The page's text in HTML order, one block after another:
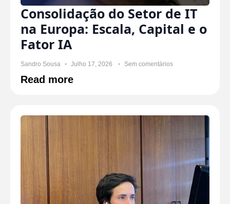
Consolidação do Setor de IT
na Europa: Escala, Capital e o
Fator IA
Sandro Sousa Julho 17, 2026 Sem comentários
Read more